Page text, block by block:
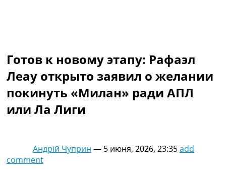
Лига Чемпионов
Англия. Премьер Лига
Испания. Ла Лига
Другие Турниры >>>
Таблицы
Лига Чемпионов. Таблицы групп
Готов к новому этапу: Рафаэл
Леау открыто заявил о желании
покинуть «Милан» ради АПЛ
или Ла Лиги
Андрій Чуприн — 5 июня, 2026, 23:35add
comment